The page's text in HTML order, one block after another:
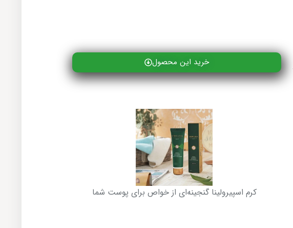
خرید این محصول
کرم اسپیرولینا گنجینه‌ای از خواص برای پوست شما